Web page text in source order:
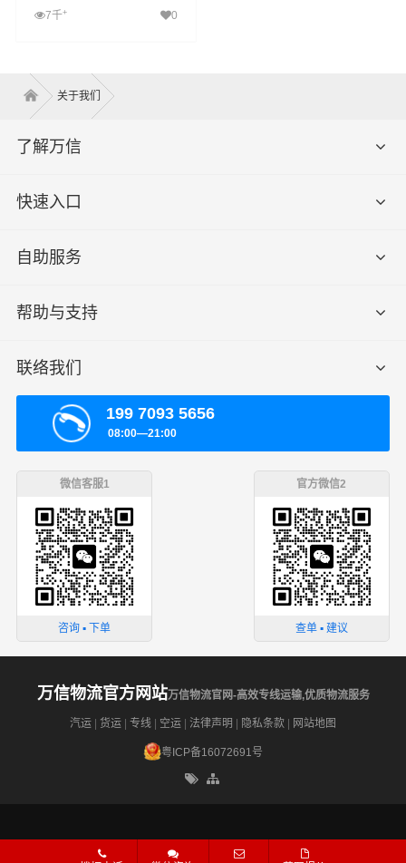
7千+ 0
关于我们
了解万信
快速入口
自助服务
帮助与支持
联络我们
199 7093 5656
08:00—21:00
微信客服1
咨询 ▪ 下单
官方微信2
查单 ▪ 建议
万信物流官方网站万信物流官网-高效专线运输,优质物流服务
汽运 | 货运 | 专线 | 空运 | 法律声明 | 隐私条款 | 网站地图
粤ICP备16072691号